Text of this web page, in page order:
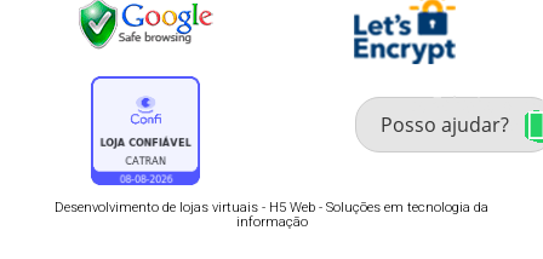
Desenvolvimento de lojas virtuais - H5 Web - Soluções em tecnologia da
informação
Fale com um especialista
enxoval